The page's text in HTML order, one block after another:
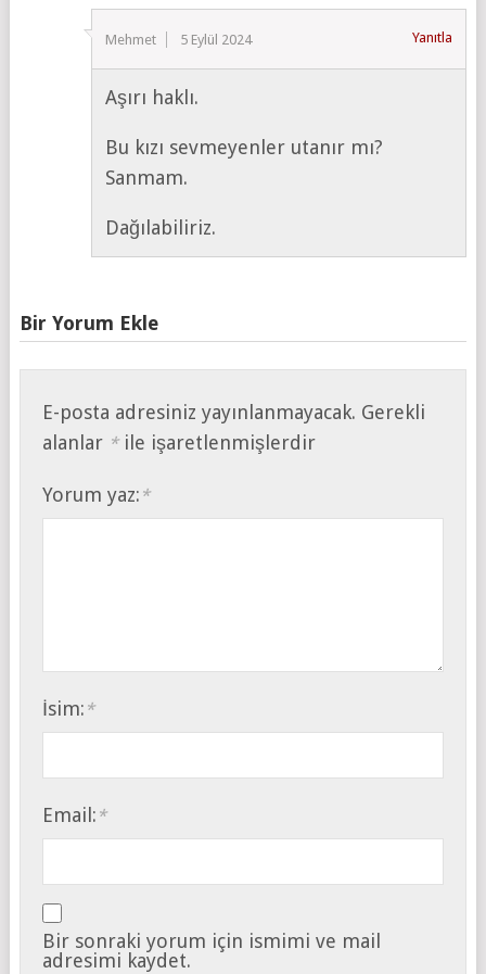
Mehmet 5 Eylül 2024 Yanıtla
Aşırı haklı.
Bu kızı sevmeyenler utanır mı?
Sanmam.
Dağılabiliriz.
Bir Yorum Ekle
E-posta adresiniz yayınlanmayacak. Gerekli
alanlar *ile işaretlenmişlerdir
Yorum yaz: *
İsim: *
Email: *
Bir sonraki yorum için ismimi ve mail
adresimi kaydet.